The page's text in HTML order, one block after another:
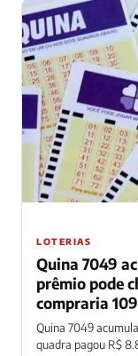
LOTERIAS
Quina 7049
prêmio pode
compraria
Quina 7049
quadra pagou R$